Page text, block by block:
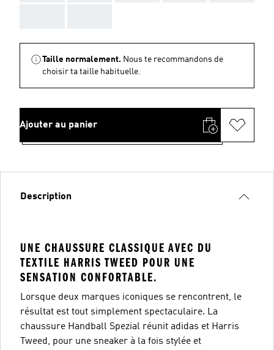
Taille normalement. Nous te recommandons de
choisir ta taille habituelle.
Ajouter au panier
Description
UNE CHAUSSURE CLASSIQUE AVEC DU
TEXTILE HARRIS TWEED POUR UNE
SENSATION CONFORTABLE.
Lorsque deux marques iconiques se rencontrent, le
résultat est tout simplement spectaculaire. La
chaussure Handball Spezial réunit adidas et Harris
Tweed, pour une sneaker à la fois stylée et